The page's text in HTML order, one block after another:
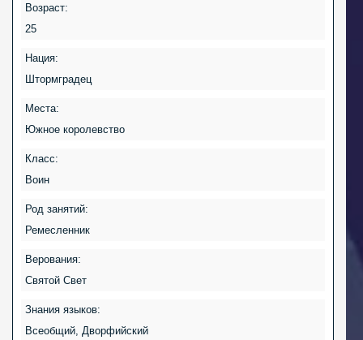
Возраст:
25
Нация:
Штормградец
Места:
Южное королевство
Класс:
Воин
Род занятий:
Ремесленник
Верования:
Святой Свет
Знания языков:
Всеобщий, Дворфийский